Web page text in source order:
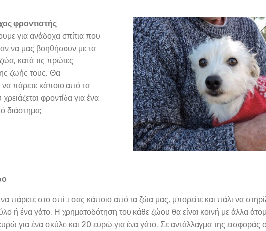
φροντιστής
για ανάδοχα σπίτια που
να μας βοηθήσουν με τα
κατά τις πρώτες
ζωής τους. Θα
πάρετε κάποιο από τα
φροντίδα για ένα
διάστημα;
πάρετε στο σπίτι σας κάποιο από τα ζώα μας, μπορείτε και πάλι να
ή ένα γάτο. Η χρηματοδότηση του κάθε ζώου θα είναι κοινή με άλλα
για ένα σκύλο και 20 ευρώ για ένα γάτο. Σε αντάλλαγμα της εισφοράς